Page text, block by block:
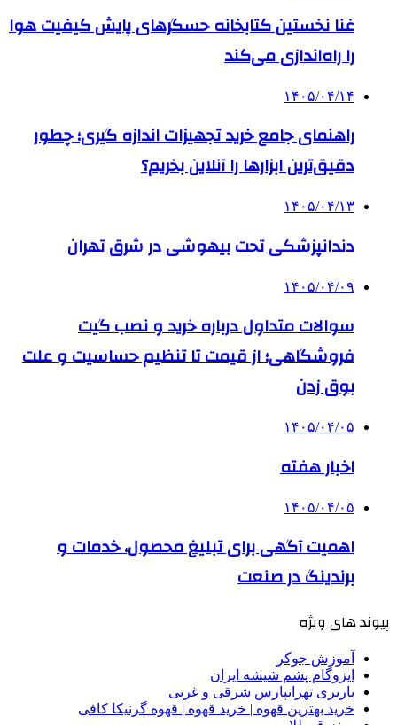
غنا نخستین کتابخانه حسگرهای پایش کیفیت هوا
را راه‌اندازی می‌کند
۱۴۰۵/۰۴/۱۴
راهنمای جامع خرید تجهیزات اندازه گیری؛ چطور
دقیق‌ترین ابزارها را آنلاین بخریم؟
۱۴۰۵/۰۴/۱۳
دندانپزشکی تحت بیهوشی در شرق تهران
۱۴۰۵/۰۴/۰۹
سوالات متداول درباره خرید و نصب گیت
فروشگاهی؛ از قیمت تا تنظیم حساسیت و علت
بوق زدن
۱۴۰۵/۰۴/۰۵
اخبار هفته
۱۴۰۵/۰۴/۰۵
اهمیت آگهی برای تبلیغ محصول، خدمات و
برندینگ در صنعت
پیوند های ویژه
آموزش جوکر
ایزوگام پشم شیشه ایران
باربری تهرانپارس شرقی و غربی
خرید بهترین قهوه | خرید قهوه | قهوه گرنیکا کافی